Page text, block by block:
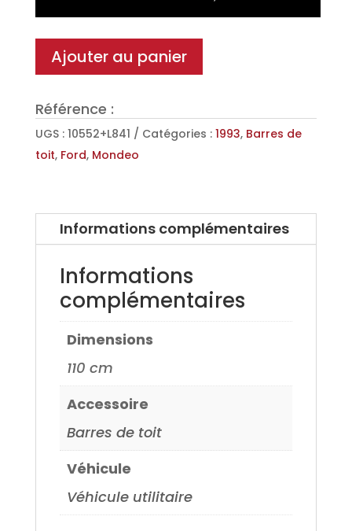
toit
en
Acier
pour
93>
Ajouter au panier
Référence :
UGS : 10552+L841 Catégories : 1993, Barres de
toit, Ford, Mondeo
Informations complémentaires
Informations
complémentaires
Dimensions
110 cm
Accessoire
Barres de toit
Véhicule
Véhicule utilitaire